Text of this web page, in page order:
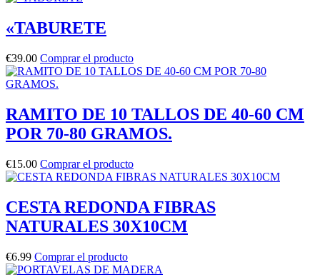
«TABURETE
€39.00 Comprar el producto
RAMITO DE 10 TALLOS DE 40-60 CM
POR 70-80 GRAMOS.
€15.00 Comprar el producto
CESTA REDONDA FIBRAS
NATURALES 30X10CM
€6.99 Comprar el producto